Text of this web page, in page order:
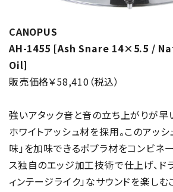
CANOPUS
AH-1455 [Ash Snare 14×5.5 /
Oil]
販売価格￥58,410（税込）
強いアタック音と音の立ち上がりが早
ホワイトアッシュ材を採用。このアッ
味」を加味できるポプラ材をコンビネ
ス独自のエッジ加工技術で仕上げ、ド
ィンテージライク」なサウンドを楽しむ